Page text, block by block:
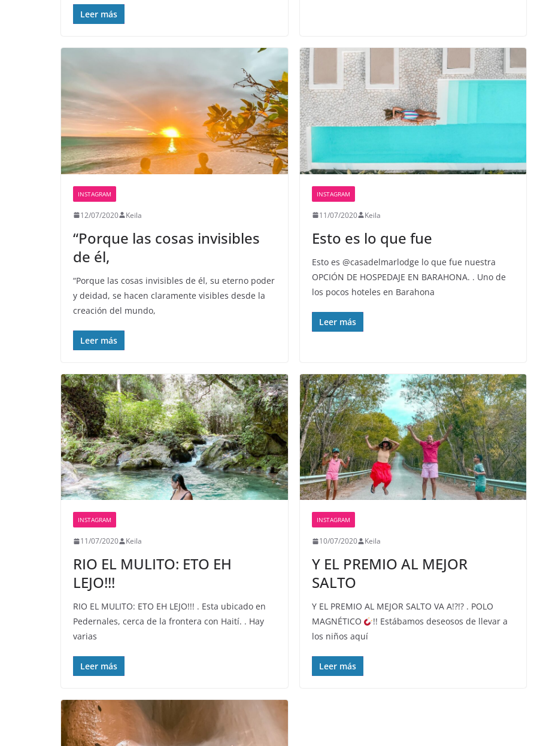
Leer más
INSTAGRAM
12/07/2020 Keila
“Porque las cosas invisibles
de él,
“Porque las cosas invisibles de él, su eterno poder
y deidad, se hacen claramente visibles desde la
creación del mundo,
Leer más
INSTAGRAM
11/07/2020 Keila
Esto es lo que fue
Esto es @casadelmarlodge lo que fue nuestra
OPCIÓN DE HOSPEDAJE EN BARAHONA. . Uno de
los pocos hoteles en Barahona
Leer más
INSTAGRAM
11/07/2020 Keila
RIO EL MULITO: ETO EH
LEJO!!!
RIO EL MULITO: ETO EH LEJO!!! . Esta ubicado en
Pedernales, cerca de la frontera con Haití. . Hay
varias
Leer más
INSTAGRAM
10/07/2020 Keila
Y EL PREMIO AL MEJOR
SALTO
Y EL PREMIO AL MEJOR SALTO VA A!?!? . POLO
MAGNÉTICO
!! Estábamos deseosos de llevar a
los niños aquí
Leer más